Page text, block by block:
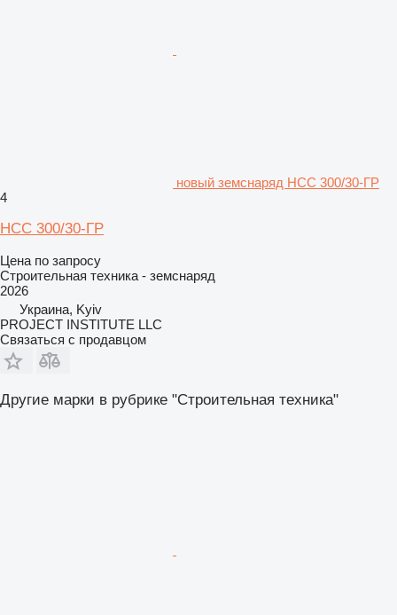
новый земснаряд НСС 300/30-ГР
4
НСС 300/30-ГР
Цена по запросу
Строительная техника - земснаряд
2026
Украина, Kyiv
PROJECT INSTITUTE LLC
Связаться с продавцом
Другие марки в рубрике "Строительная техника"